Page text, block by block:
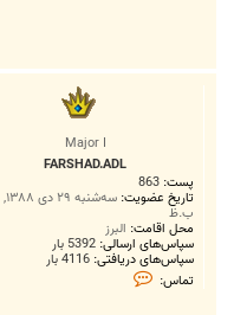
Major I
FARSHAD.ADL
پست: 863
تاریخ عضویت:
ب.ظ
محل اقامت: البرز
سپاس‌های ارسالی: 5392 بار
سپاس‌های دریافتی: 4116 بار
تماس:
ت